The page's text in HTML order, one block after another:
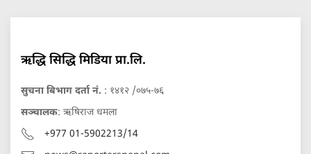
ऋद्धि सिद्धि मिडिया प्रा.लि.
सुचना बिभाग दर्ता नं. : १४१२ /०७५-७६
सञ्चालक: ऋषिराज धमला
+977 01-5902213/14